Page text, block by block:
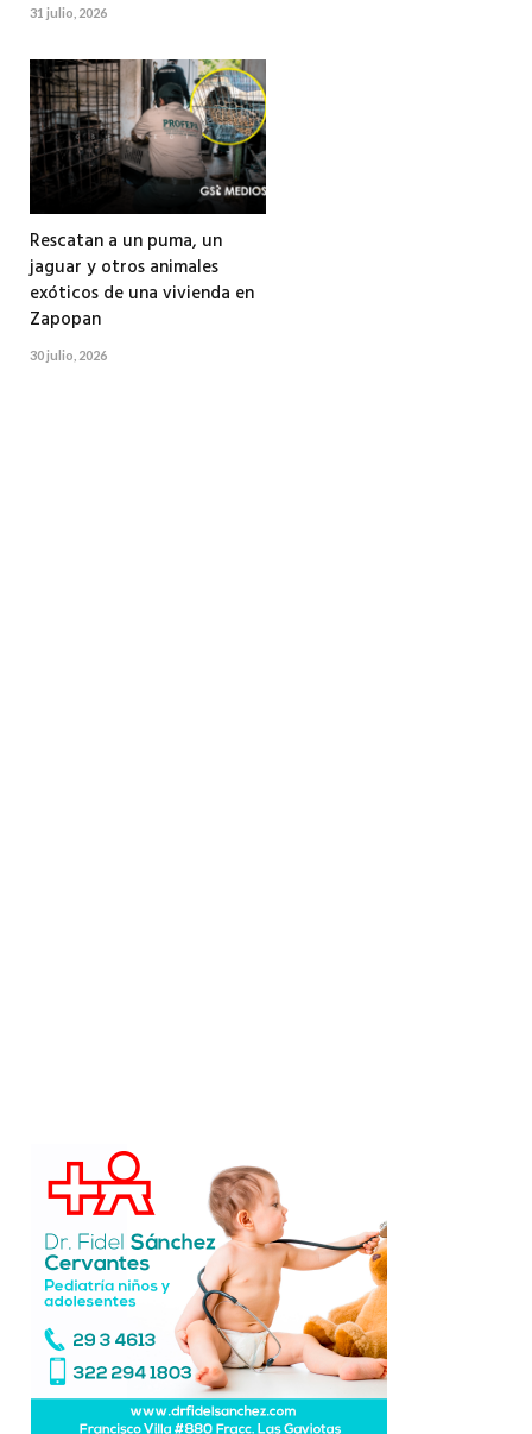
31 julio, 2026
Rescatan a un puma, un
jaguar y otros animales
exóticos de una vivienda en
Zapopan
30 julio, 2026